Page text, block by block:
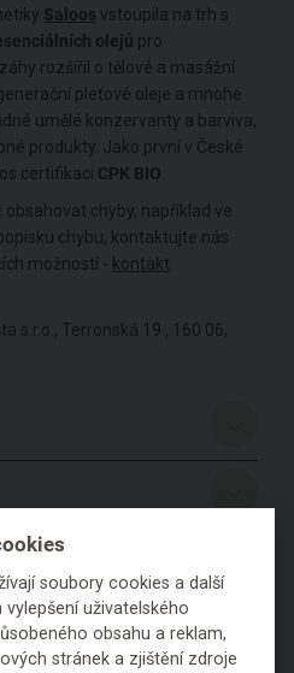
Saloos vstoupila na trh s
olejů pro
rozšířil o tělové a masážní
pleťové oleje a mnohé
umělé konzervanty a barviva,
produkty. Jako první v České
certifikaci CPK BIO
chyby, například ve
chybu, kontaktujte nás
možností - kontakt
s.r.o., Terronská 19 , 160 06,
soubory cookies a další
uživatelského
obsahu a reklam,
stránek a zjištění zdroje